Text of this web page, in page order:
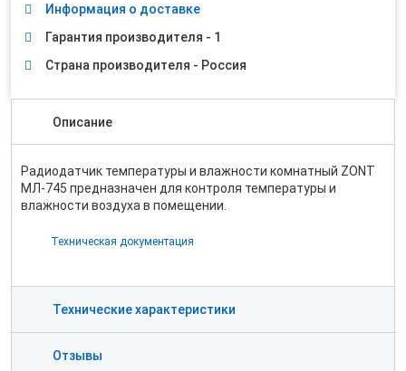
Информация о доставке
Гарантия производителя - 1
Страна производителя - Россия
Описание
Радиодатчик температуры и влажности комнатный ZONT
МЛ-745 предназначен для контроля температуры и
влажности воздуха в помещении.
Техническая документация
Технические характеристики
Отзывы